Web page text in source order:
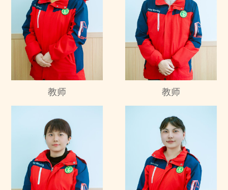
教师 教师